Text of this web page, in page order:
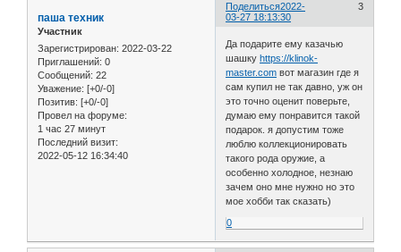
Поделиться 3
2022-
03-27 18:13:30
паша техник
Участник
Зарегистрирован: 2022-03-22
Приглашений: 0
Сообщений: 22
Уважение: [+0/-0]
Позитив: [+0/-0]
Провел на форуме:
1 час 27 минут
Последний визит:
2022-05-12 16:34:40
Да подарите ему казачью
шашкуhttps://klinok-
master.com вот магазин где я
сам купил не так давно, уж он
это точно оценит поверьте,
думаю ему понравится такой
подарок. я допустим тоже
люблю коллекционировать
такого рода оружие, а
особенно холодное, незнаю
зачем оно мне нужно но это
мое хобби так сказать)
0